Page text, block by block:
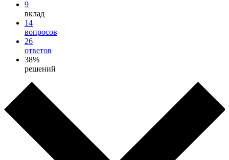
9
вклад
14
вопросов
26
ответов
38%
решений